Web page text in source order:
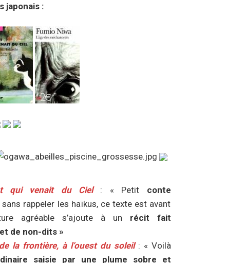
japonais :
qui venait du Ciel: « Petit conte
sans rappeler les haïkus, ce texte est avant
agréable s’ajoute à un récit fait
de non-dits »
la frontière, à l’ouest du soleil : « Voilà
saisie par une plume sobre et